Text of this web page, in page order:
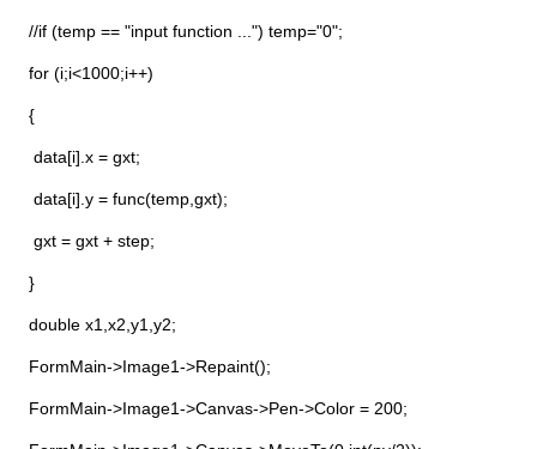
//if (temp == "input function ...") temp="0";
for (i;i<1000;i++)
{
data[i].x = gxt;
data[i].y = func(temp,gxt);
gxt = gxt + step;
}
double x1,x2,y1,y2;
FormMain->Image1->Repaint();
FormMain->Image1->Canvas->Pen->Color = 200;